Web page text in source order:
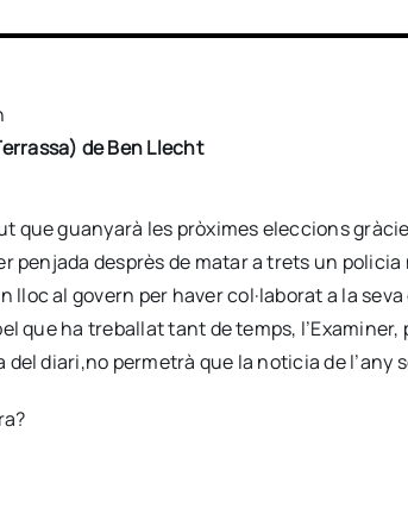
de Ben Llecht
que guanyarà les pròximes eleccions
penjada desprès de matar a trets un
lloc al govern per haver col·laborat a la
que ha treballat tant de temps, l’Examiner,
diari,no permetrà que la noticia de l’any